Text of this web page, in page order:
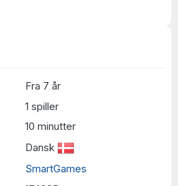
Fra 7 år
1 spiller
10 minutter
Dansk
SmartGames